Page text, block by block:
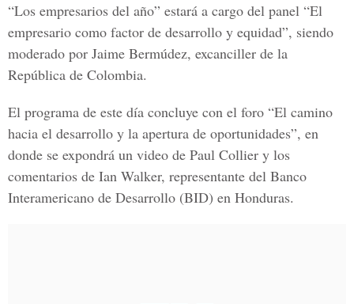
“Los empresarios del año” estará a cargo del panel “El
empresario como factor de desarrollo y equidad”, siendo
moderado por Jaime Bermúdez, excanciller de la
República de Colombia.
El programa de este día concluye con el foro “El camino
hacia el desarrollo y la apertura de oportunidades”, en
donde se expondrá un video de Paul Collier y los
comentarios de Ian Walker, representante del Banco
Interamericano de Desarrollo (BID) en Honduras.